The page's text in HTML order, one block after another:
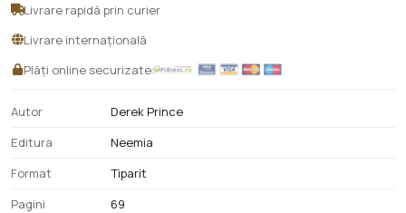
Livrare rapidă prin curier
Livrare internațională
Plăți online securizate
Autor
Derek Prince
Editura
Neemia
Format
Tiparit
Pagini
69